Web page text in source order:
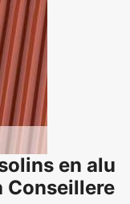
en alu
Conseillere